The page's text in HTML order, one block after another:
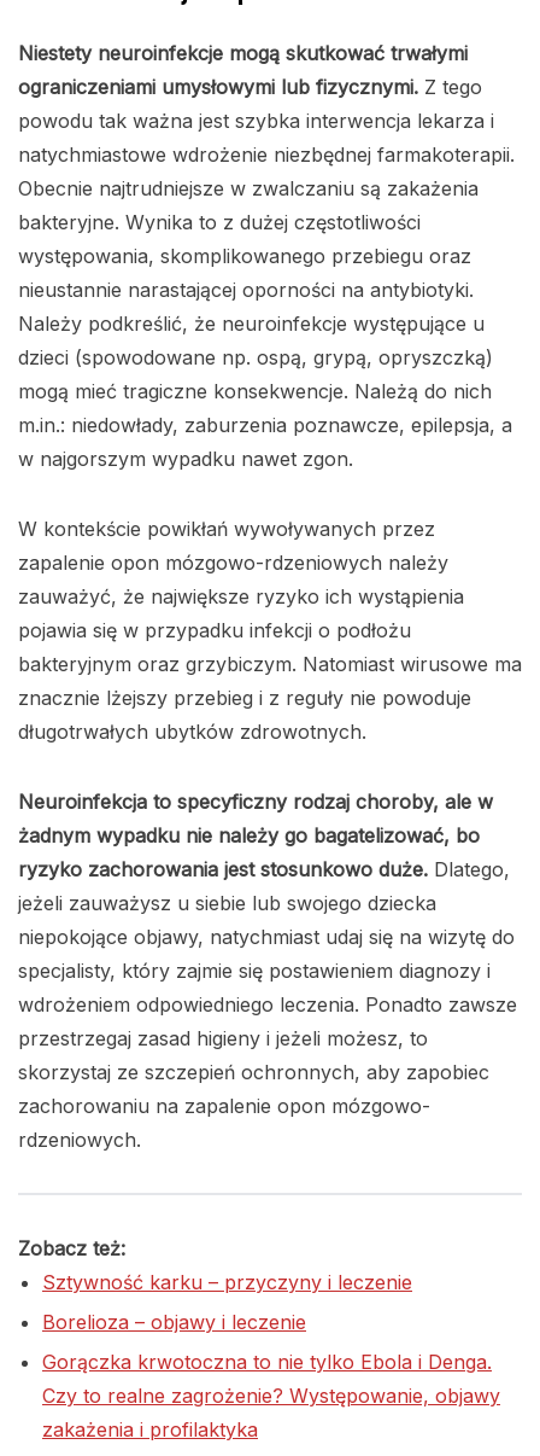
Niestety neuroinfekcje mogą skutkować trwałymi
ograniczeniami umysłowymi lub fizycznymi. Z tego
powodu tak ważna jest szybka interwencja lekarza i
natychmiastowe wdrożenie niezbędnej farmakoterapii.
Obecnie najtrudniejsze w zwalczaniu są zakażenia
bakteryjne. Wynika to z dużej częstotliwości
występowania, skomplikowanego przebiegu oraz
nieustannie narastającej oporności na antybiotyki.
Należy podkreślić, że neuroinfekcje występujące u
dzieci (spowodowane np. ospą, grypą, opryszczką)
mogą mieć tragiczne konsekwencje. Należą do nich
m.in.: niedowłady, zaburzenia poznawcze, epilepsja, a
w najgorszym wypadku nawet zgon.
W kontekście powikłań wywoływanych przez
zapalenie opon mózgowo-rdzeniowych należy
zauważyć, że największe ryzyko ich wystąpienia
pojawia się w przypadku infekcji o podłożu
bakteryjnym oraz grzybiczym. Natomiast wirusowe ma
znacznie lżejszy przebieg i z reguły nie powoduje
długotrwałych ubytków zdrowotnych.
Neuroinfekcja to specyficzny rodzaj choroby, ale w
żadnym wypadku nie należy go bagatelizować, bo
ryzyko zachorowania jest stosunkowo duże. Dlatego,
jeżeli zauważysz u siebie lub swojego dziecka
niepokojące objawy, natychmiast udaj się na wizytę do
specjalisty, który zajmie się postawieniem diagnozy i
wdrożeniem odpowiedniego leczenia. Ponadto zawsze
przestrzegaj zasad higieny i jeżeli możesz, to
skorzystaj ze szczepień ochronnych, aby zapobiec
zachorowaniu na zapalenie opon mózgowo-
rdzeniowych.
Zobacz też:
Sztywność karku – przyczyny i leczenie
Borelioza – objawy i leczenie
Gorączka krwotoczna to nie tylko Ebola i Denga.
Czy to realne zagrożenie? Występowanie, objawy
zakażenia i profilaktyka